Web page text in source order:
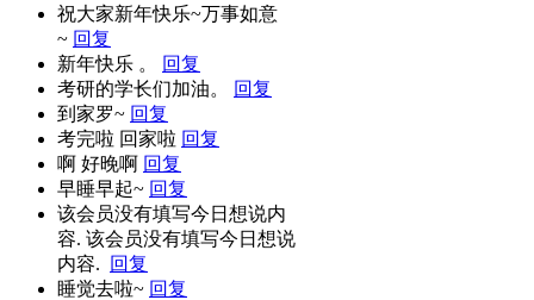
祝大家新年快乐~万事如意
~ 回复
新年快乐 。
回复
考研的学长们加油。
回复
到家罗~ 回复
考完啦 回家啦 回复
啊 好晚啊 回复
早睡早起~ 回复
该会员没有填写今日想说内
容. 该会员没有填写今日想说
内容.
回复
睡觉去啦~ 回复